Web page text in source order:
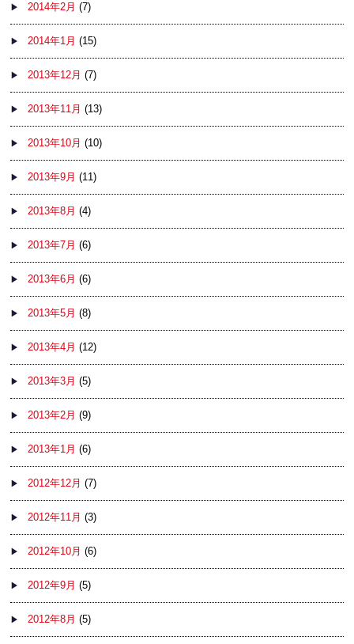
2014年2月 (7)
2014年1月 (15)
2013年12月 (7)
2013年11月 (13)
2013年10月 (10)
2013年9月 (11)
2013年8月 (4)
2013年7月 (6)
2013年6月 (6)
2013年5月 (8)
2013年4月 (12)
2013年3月 (5)
2013年2月 (9)
2013年1月 (6)
2012年12月 (7)
2012年11月 (3)
2012年10月 (6)
2012年9月 (5)
2012年8月 (5)